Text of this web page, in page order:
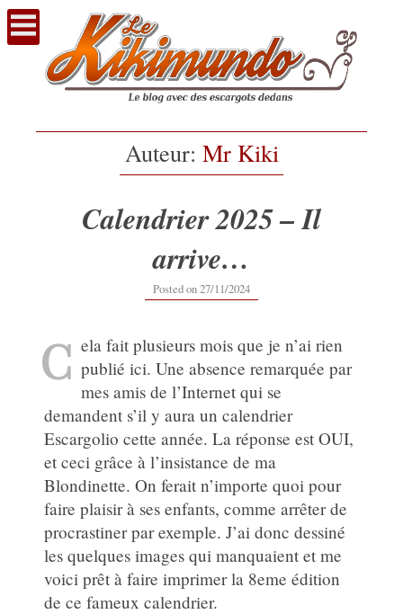
Voir
contenu
Auteur: Mr Kiki
Calendrier 2025 – Il
arrive…
Posted on27/11/202427/11/2024
C ela fait plusieurs mois que je n’ai rien
publié ici. Une absence remarquée par
mes amis de l’Internet qui se
demandent s’il y aura un calendrier
Escargolio cette année. La réponse est OUI,
et ceci grâce à l’insistance de ma
Blondinette. On ferait n’importe quoi pour
faire plaisir à ses enfants, comme arrêter de
procrastiner par exemple. J’ai donc dessiné
les quelques images qui manquaient et me
voici prêt à faire imprimer la 8eme édition
de ce fameux calendrier.